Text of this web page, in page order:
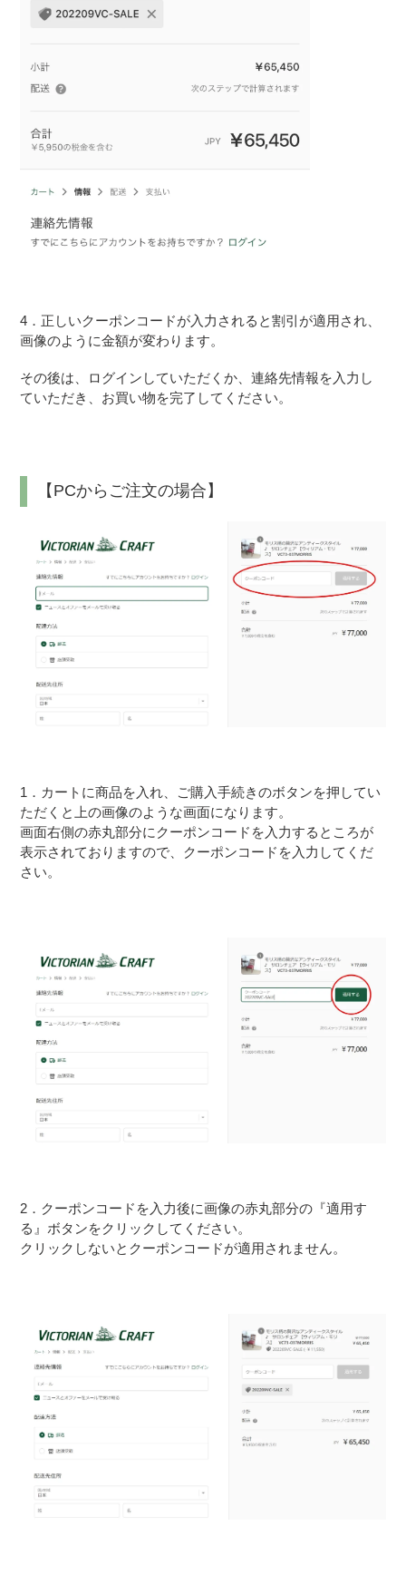
4．正しいクーポンコードが入力されると割引が適用され、
画像のように金額が変わります。
その後は、ログインしていただくか、連絡先情報を入力し
ていただき、お買い物を完了してください。
【PCからご注文の場合】
1．カートに商品を入れ、ご購入手続きのボタンを押してい
ただくと上の画像のような画面になります。
画面右側の赤丸部分にクーポンコードを入力するところが
表示されておりますので、クーポンコードを入力してくだ
さい。
2．クーポンコードを入力後に画像の赤丸部分の『適用す
る』ボタンをクリックしてください。
クリックしないとクーポンコードが適用されません。